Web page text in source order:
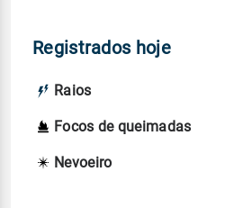
Registrados hoje
Raios
Focos de queimadas
Nevoeiro